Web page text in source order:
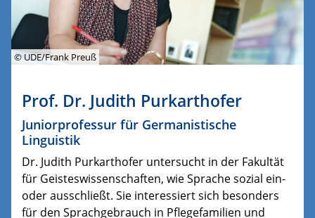
© UDE/Frank Preuß
Prof. Dr. Judith Purkarthofer
Juniorprofessur für Germanistische
Linguistik
Dr. Judith Purkarthofer untersucht in der Fakultät
für Geisteswissenschaften, wie Sprache sozial ein-
oder ausschließt. Sie interessiert sich besonders
für den Sprachgebrauch in Pflegefamilien und